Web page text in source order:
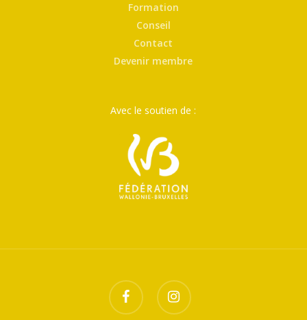
Formation
Conseil
Contact
Devenir membre
Avec le soutien de :
facebook instagram